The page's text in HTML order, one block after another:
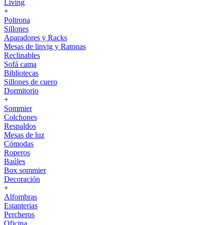
Living
+
Poltrona
Sillones
Aparadores y Racks
Mesas de linvig y Ratonas
Reclinables
Sofá cama
Bibliotecas
Sillones de cuero
Dormitorio
+
Sommier
Colchones
Respaldos
Mesas de luz
Cómodas
Roperos
Baúles
Box sommier
Decoración
+
Alfombras
Estanterias
Percheros
Oficina